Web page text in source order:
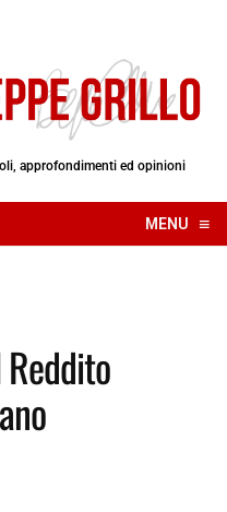
approfondimenti ed opinioni
MENU ≡
☰